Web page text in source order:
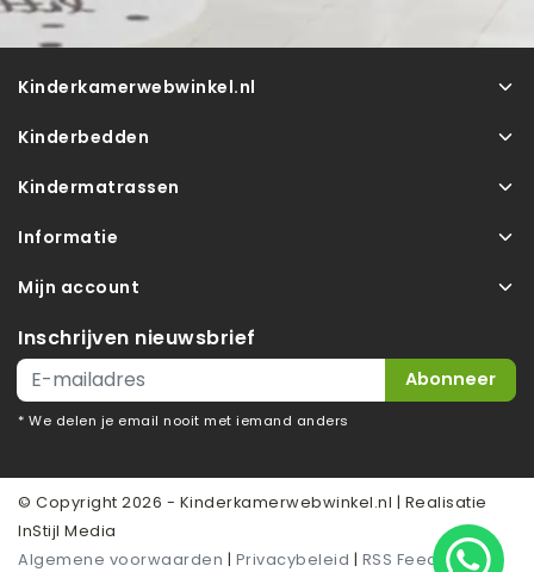
Kinderkamerwebwinkel.nl
Kinderbedden
Kindermatrassen
Informatie
Mijn account
Inschrijven nieuwsbrief
Abonneer
* We delen je email nooit met iemand anders
© Copyright 2026 - Kinderkamerwebwinkel.nl | Realisatie
InStijl Media
Algemene voorwaarden | Privacybeleid | RSS Feed